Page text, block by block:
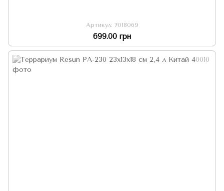
Артикул: 7018069
699.00 грн